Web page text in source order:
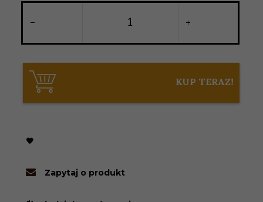
KUP TERAZ!
Zapytaj o produkt